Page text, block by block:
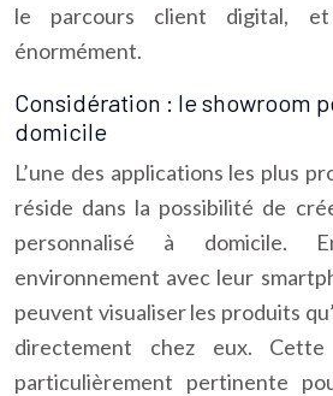
le parcours client digital,
énormément.
Considération : le showroom
domicile
L’une des applications les plus
réside dans la possibilité de
personnalisé à domicile.
environnement avec leur
peuvent visualiser les produits
directement chez eux.
particulièrement pertinente